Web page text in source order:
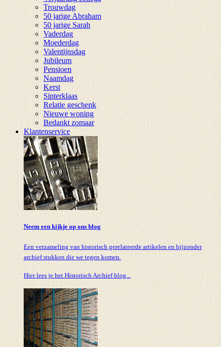
Trouwdag
50 jarige Abraham
50 jarige Sarah
Vaderdag
Moederdag
Valentijnsdag
Jubileum
Pensioen
Naamdag
Kerst
Sinterklaas
Relatie geschenk
Nieuwe woning
Bedankt zomaar
Klantenservice
Neem een kijkje op ons blog
Een verzameling van historisch gerelateerde artikelen en bijzonder
archief stukken die we tegen komen.
Hier lees je het Historisch Archief blog...